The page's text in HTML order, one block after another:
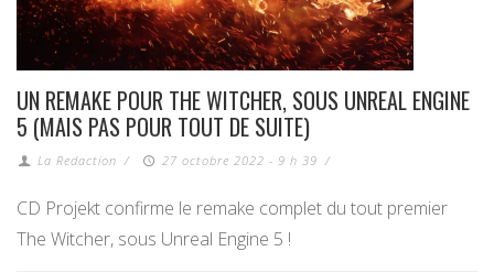
UN REMAKE POUR THE WITCHER, SOUS UNREAL ENGINE
5 (MAIS PAS POUR TOUT DE SUITE)
La Redaction / 27 octobre 2022 - 9 h 39 /
CD Projekt confirme le remake complet du tout premier
The Witcher, sous Unreal Engine 5 !